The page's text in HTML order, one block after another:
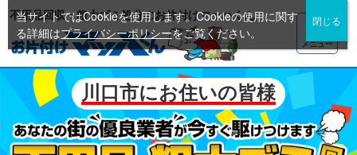
不用品回収・粗大ゴミ処分のお片付けマッハくん
メニュー
川口市にお住いの皆様
当サイトではCookieを使用します。Cookieの使用に関す
る詳細はプライバシーポリシーをご覧ください。